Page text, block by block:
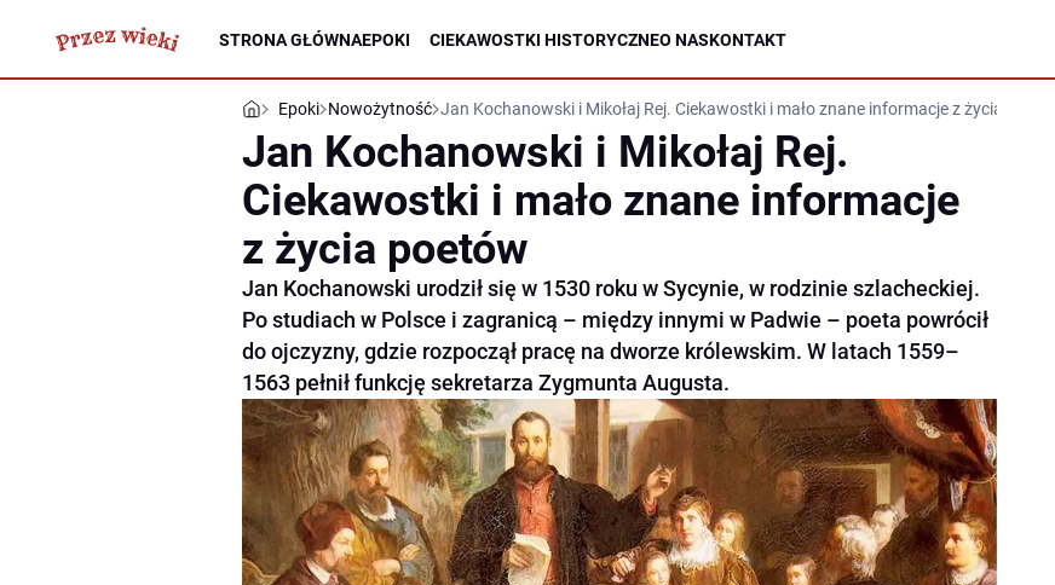
STRONA GŁÓWNAEPOKI CIEKAWOSTKI HISTORYCZNEO NASKONTAKT
Epoki Nowożytność Jan Kochanowski i Mikołaj Rej. Ciekawostki i mało znane informacje z życia poetów
Jan Kochanowski i Mikołaj Rej.
Ciekawostki i mało znane informacje
z życia poetów
Jan Kochanowski urodził się w 1530 roku w Sycynie, w rodzinie szlacheckiej.
Po studiach w Polsce i zagranicą – między innymi w Padwie – poeta powrócił
do ojczyzny, gdzie rozpoczął pracę na dworze królewskim. W latach 1559–
1563 pełnił funkcję sekretarza Zygmunta Augusta.